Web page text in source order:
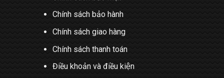
Chính sách bảo hành
Chính sách giao hàng
Chính sách thanh toán
Điều khoản và điều kiện